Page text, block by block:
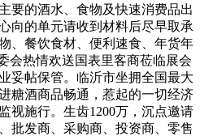
要的酒水、食物及快速消费品出
向的单元请收到材料后尽早取承
、餐饮食材、便利速食、年货年
会热情欢送国表里客商莅临展会
妥帖保管。临沂市坐拥全国最大
糖酒商品畅通，惹起的一切经济
视施行。生齿1200万，沉点邀请
批发商、采购商、投资商、零售